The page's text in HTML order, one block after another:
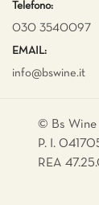
Telefono:
030 3540097
EMAIL:
info@bswine.it
© Bs Wine
P. I.
REA